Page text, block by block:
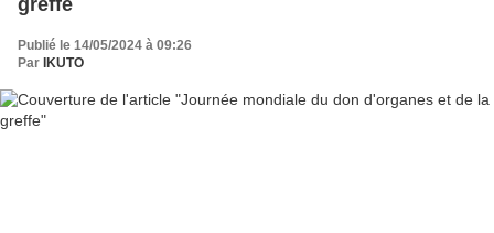
greffe
Publié le 14/05/2024 à 09:26
Par IKUTO